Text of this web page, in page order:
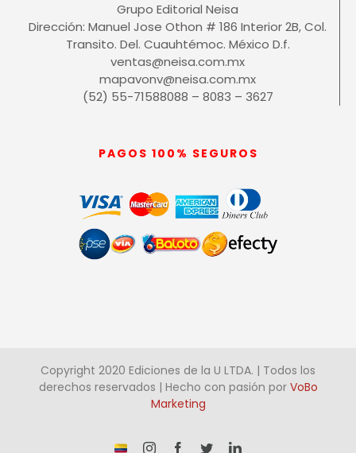
Grupo Editorial Neisa
Dirección: Manuel Jose Othon # 186 Interior 2B, Col.
Transito. Del. Cuauhtémoc. México D.f.
ventas@neisa.com.mx
mapavonv@neisa.com.mx
(52) 55-71588088 – 8083 – 3627
PAGOS 100% SEGUROS
Copyright 2020 Ediciones de la U LTDA. | Todos los
derechos reservados | Hecho con pasión por VoBo
Marketing
¡Somos InstagramFacebook
X LinkedIn